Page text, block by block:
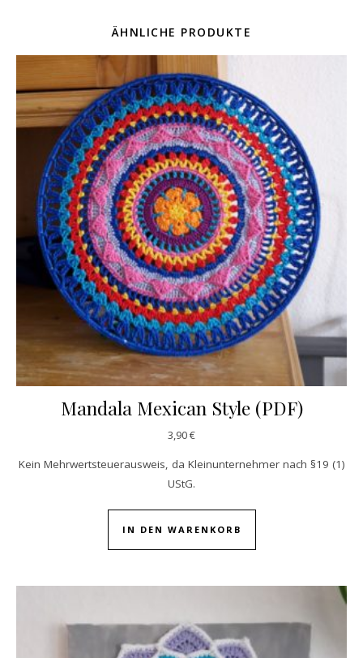
ÄHNLICHE PRODUKTE
Mandala Mexican Style (PDF)
3,90€
Kein Mehrwertsteuerausweis, da Kleinunternehmer nach §19 (1)
UStG.
IN DEN WARENKORB